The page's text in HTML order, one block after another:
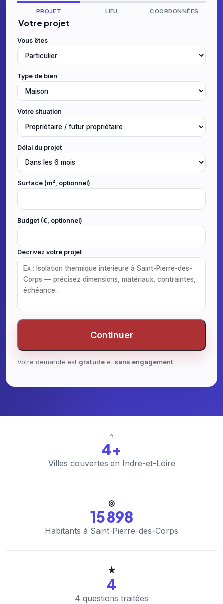
PROJET LIEU COORDONNÉES
Votre projet
Vous êtes
Type de bien
Votre situation
Délai du projet
Surface (m², optionnel)
Budget (€, optionnel)
Décrivez votre projet
Continuer
Votre demande est gratuite et sans engagement.
⌂
4+
Villes couvertes en Indre-et-Loire
◎
15 898
Habitants à Saint-Pierre-des-Corps
★
4
4 questions traitées